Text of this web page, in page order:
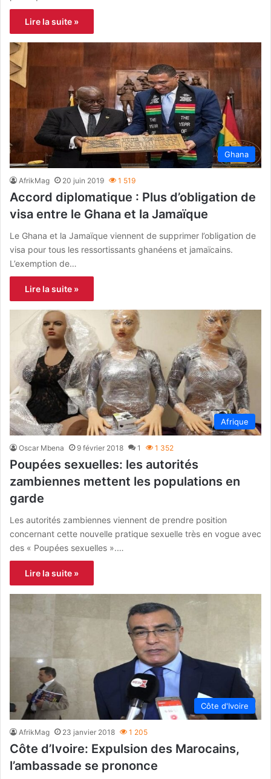
Lire la suite »
Ghana
AfrikMag 20 juin 2019 1 519
Accord diplomatique : Plus d’obligation de
visa entre le Ghana et la Jamaïque
Le Ghana et la Jamaïque viennent de supprimer l’obligation de
visa pour tous les ressortissants ghanéens et jamaïcains.
L’exemption de…
Lire la suite »
Afrique
Oscar Mbena 9 février 2018 1 1 352
Poupées sexuelles: les autorités
zambiennes mettent les populations en
garde
Les autorités zambiennes viennent de prendre position
concernant cette nouvelle pratique sexuelle très en vogue avec
des « Poupées sexuelles ».…
Lire la suite »
Côte d'Ivoire
AfrikMag 23 janvier 2018 1 205
Côte d’Ivoire: Expulsion des Marocains,
l’ambassade se prononce